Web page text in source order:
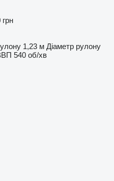
1,23 м Діаметр рулону
540 об/хв